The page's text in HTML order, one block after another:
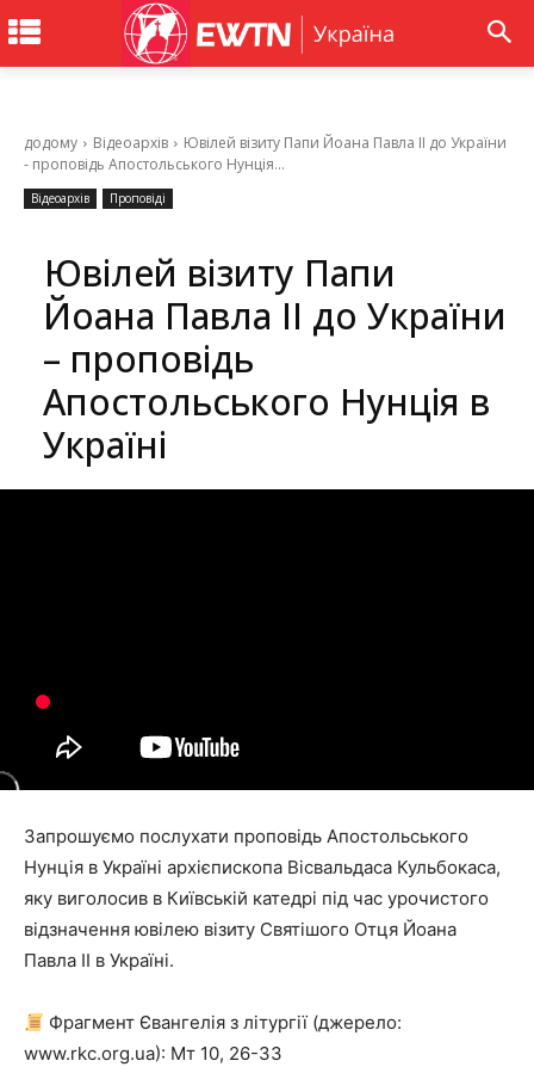
додому Відеоархів
Ювілей візиту Папи Йоана Павла ІІ до України
- проповідь Апостольського Нунція...
Відеоархів Проповіді
Ювілей візиту Папи
Йоана Павла ІІ до України
– проповідь
Апостольського Нунція в
Україні
Запрошуємо послухати проповідь Апостольського
Нунція в Україні архієпископа Вісвальдаса Кульбокаса,
яку виголосив в Київській катедрі під час урочистого
відзначення ювілею візиту Святішого Отця Йоана
Павла ІІ в Україні.
Фрагмент Євангелія з літургії (джерело:
www.rkc.org.ua): Мт 10, 26-33